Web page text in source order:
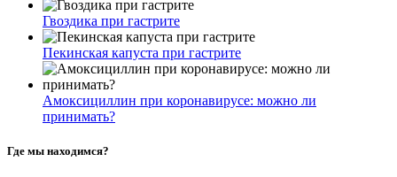
Гвоздика при гастрите
Пекинская капуста при гастрите
Амоксициллин при коронавирусе: можно ли
принимать?
Где мы находимся?